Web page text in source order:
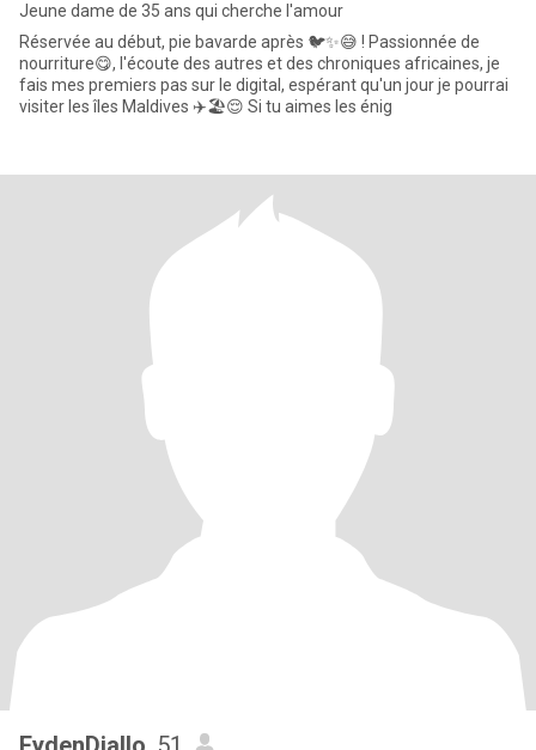
Jeune dame de 35 ans qui cherche l'amour
Réservée au début, pie bavarde après 🐦✨😅 ! Passionnée de
nourriture😋, l'écoute des autres et des chroniques africaines, je
fais mes premiers pas sur le digital, espérant qu'un jour je pourrai
visiter les îles Maldives ✈️🏖️😌 Si tu aimes les énig